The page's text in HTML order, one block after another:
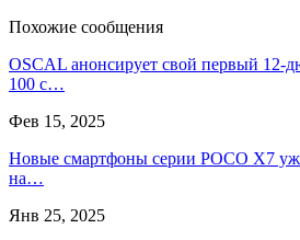
Похожие сообщения
OSCAL анонсирует свой первый 12-
100 с…
Фев 15, 2025
Новые смартфоны серии POCO X7
на…
Янв 25, 2025